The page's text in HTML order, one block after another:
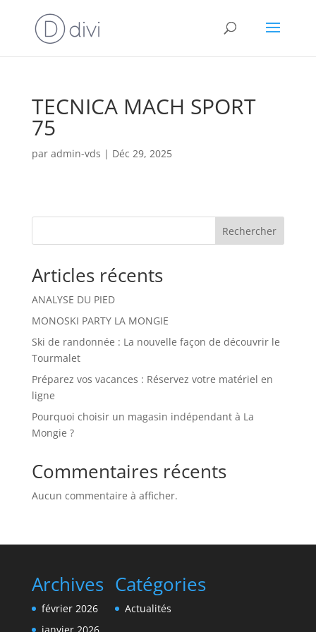
TECNICA MACH SPORT
75
par admin-vds | Déc 29, 2025
Rechercher
Articles récents
ANALYSE DU PIED
MONOSKI PARTY LA MONGIE
Ski de randonnée : La nouvelle façon de découvrir le
Tourmalet
Préparez vos vacances : Réservez votre matériel en
ligne
Pourquoi choisir un magasin indépendant à La
Mongie ?
Commentaires récents
Aucun commentaire à afficher.
Archives
février 2026
Catégories
Actualités